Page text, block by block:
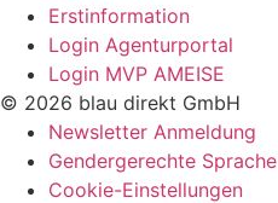
Erstinformation
Login Agenturportal
Login MVP AMEISE
© 2026 blau direkt GmbH
Newsletter Anmeldung
Gendergerechte Sprache
Cookie-Einstellungen